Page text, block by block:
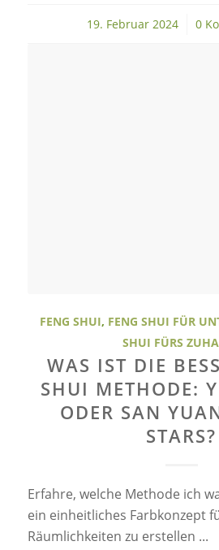
19. Februar 2024
/ 0
FENG SHUI, FENG SHUI FÜR
SHUI FÜRS
WAS IST DIE
SHUI METHODE:
ODER SAN
STARS?
Erfahre, welche Methode ich
ein einheitliches Farbkonzept
Räumlichkeiten zu erstellen ...